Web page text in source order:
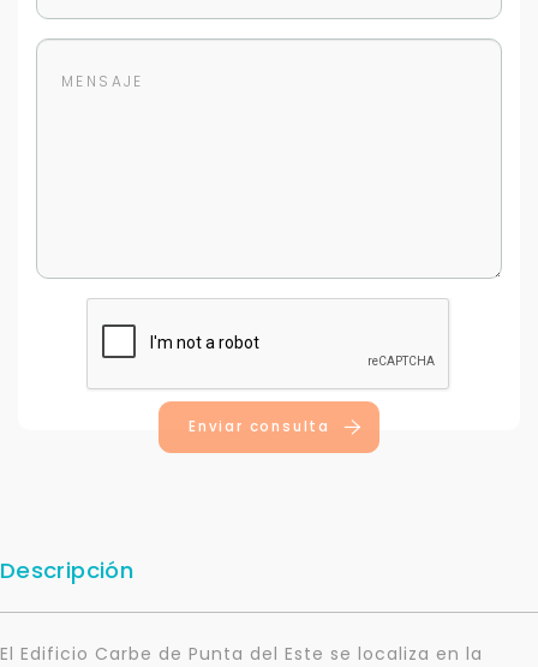
Enviar consulta
Descripción
El Edificio Carbe de Punta del Este se localiza en la